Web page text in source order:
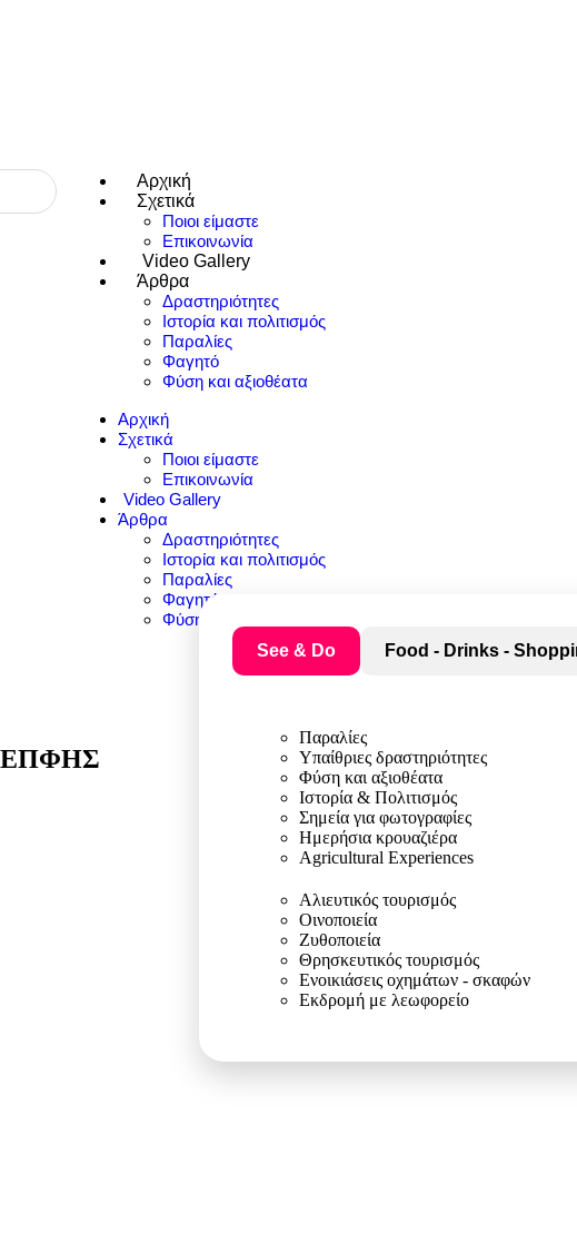
available use up and down arrows to review and enter to go to the desired
Αρχική
Σχετικά
Ποιοι είμαστε
Επικοινωνία
Video Gallery
Άρθρα
Δραστηριότητες
Ιστορία και πολιτισμός
Παραλίες
Φαγητό
Φύση και αξιοθέατα
Αρχική
Σχετικά
Ποιοι είμαστε
Επικοινωνία
Video Gallery
Άρθρα
Δραστηριότητες
Ιστορία και πολιτισμός
Παραλίες
Φαγητό
Φύση και αξιοθέατα
See & Do Food - Drinks -
Παραλίες
Υπαίθριες δραστηριότητες
Φύση και αξιοθέατα
Ιστορία & Πολιτισμός
Σημεία για φωτογραφίες
Ημερήσια κρουαζιέρα
Agricultural Experiences
Αλιευτικός τουρισμός
Οινοποιεία
Ζυθοποιεία
Θρησκευτικός τουρισμός
Ενοικιάσεις οχημάτων - σκαφών
Εκδρομή με λεωφορείο